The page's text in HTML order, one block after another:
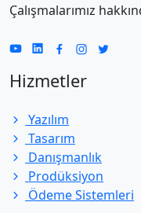
Çalışmalarımız
Hizmetler
Yazılım
Tasarım
Danışmanlık
Prodüksiyon
Ödeme Sistemleri